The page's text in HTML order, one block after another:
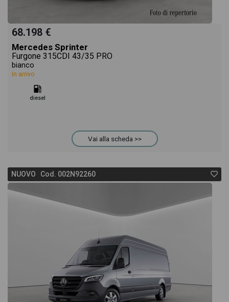
68.198 €
Mercedes Sprinter
Furgone 315CDI 43/35 PRO
bianco
In arrivo
diesel
Vai alla scheda >>
NUOVO Cod. 002N92260